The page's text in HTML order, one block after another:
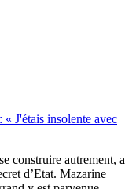
J'étais insolente avec
construire autrement, a
d’Etat. Mazarine